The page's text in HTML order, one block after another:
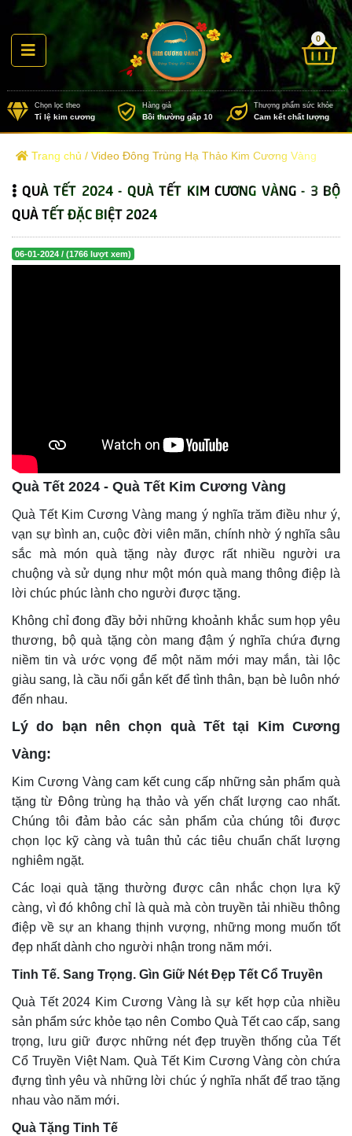
Chọn lọc theo Hàng giả Thượng
0
Trang chủ / Video Đông Trùng Hạ Thảo Kim Cương Vàng
QUÀ TẾT 2024 - QUÀ TẾT KIM CƯƠNG VÀNG - 3 BỘ
QUÀ TẾT ĐẶC BIỆT 2024
06-01-2024 / (1766 lượt xem)
Quà Tết 2024 - Quà Tết Kim Cương Vàng
Quà Tết Kim Cương Vàng mang ý nghĩa trăm điều như ý,
vạn sự bình an, cuộc đời viên mãn, chính nhờ ý nghĩa sâu
sắc mà món quà tặng này được rất nhiều người ưa
chuộng và sử dụng như một món quà mang thông điệp là
lời chúc phúc lành cho người được tặng.
Không chỉ đong đầy bởi những khoảnh khắc sum họp yêu
thương, bộ quà tặng còn mang đậm ý nghĩa chứa đựng
niềm tin và ước vọng để một năm mới may mắn, tài lộc
giàu sang, là cầu nối gắn kết để tình thân, bạn bè luôn nhớ
đến nhau.
Lý do bạn nên chọn quà Tết tại Kim Cương
Vàng:
Kim Cương Vàng cam kết cung cấp những sản phẩm quà
tặng từ Đông trùng hạ thảo và yến chất lượng cao nhất.
Chúng tôi đảm bảo các sản phẩm của chúng tôi được
chọn lọc kỹ càng và tuân thủ các tiêu chuẩn chất lượng
nghiêm ngặt.
Các loại quà tặng thường được cân nhắc chọn lựa kỹ
càng, vì đó không chỉ là quà mà còn truyền tải nhiều thông
điệp về sự an khang thịnh vượng, những mong muốn tốt
đẹp nhất dành cho người nhận trong năm mới.
Tinh Tế. Sang Trọng. Gìn Giữ Nét Đẹp Tết Cổ Truyền
Quà Tết 2024 Kim Cương Vàng là sự kết hợp của nhiều
sản phẩm sức khỏe tạo nên Combo Quà Tết cao cấp, sang
trọng, lưu giữ được những nét đẹp truyền thống của Tết
Cổ Truyền Việt Nam. Quà Tết Kim Cương Vàng còn chứa
đựng tình yêu và những lời chúc ý nghĩa nhất để trao tặng
nhau vào năm mới.
Quà Tặng Tinh Tế